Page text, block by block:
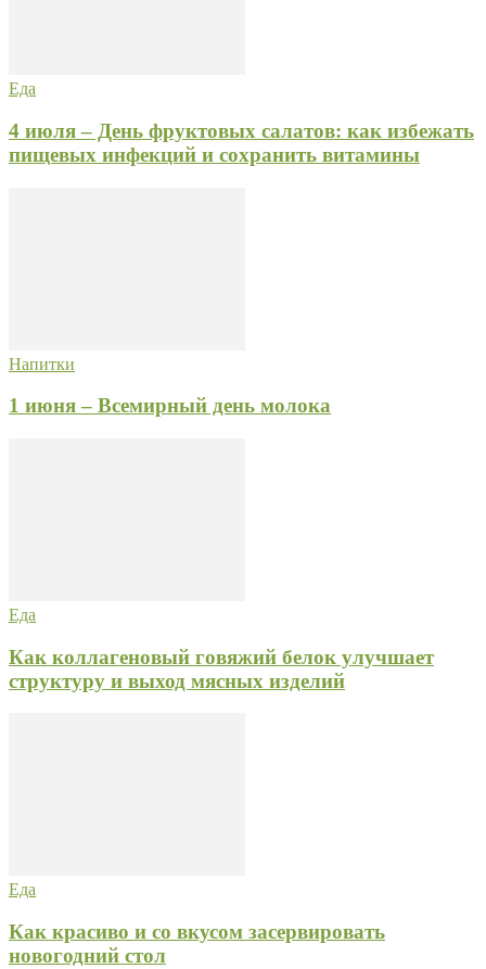
Еда
4 июля – День фруктовых салатов: как избежать
пищевых инфекций и сохранить витамины
Напитки
1 июня – Всемирный день молока
Еда
Как коллагеновый говяжий белок улучшает
структуру и выход мясных изделий
Еда
Как красиво и со вкусом засервировать
новогодний стол